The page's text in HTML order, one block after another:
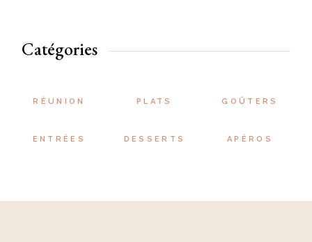
Catégories
RÉUNION PLATS GOÛTERS
ENTRÉES DESSERTS APÉROS